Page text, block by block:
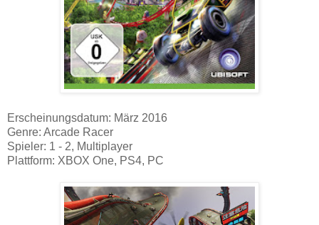
Erscheinungsdatum: März 2016
Genre: Arcade Racer
Spieler: 1 - 2, Multiplayer
Plattform: XBOX One, PS4, PC